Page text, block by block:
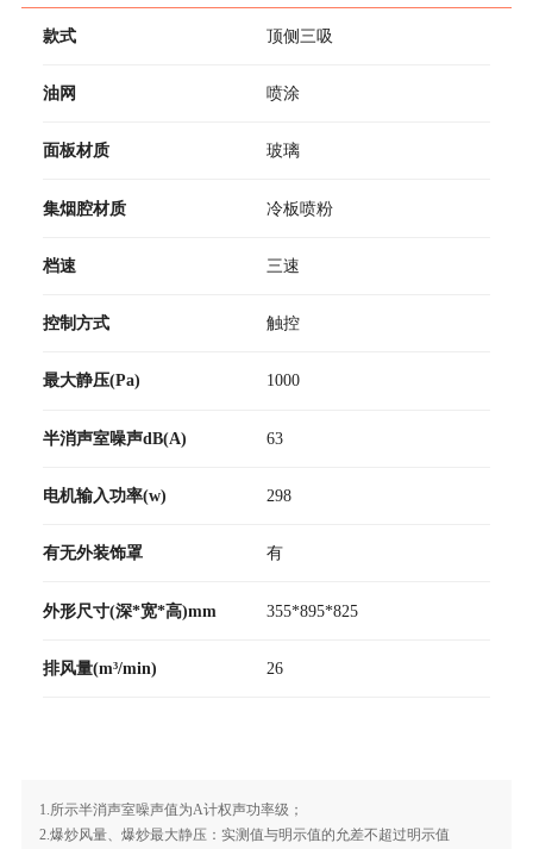
款式 顶侧三吸
油网 喷涂
面板材质 玻璃
集烟腔材质 冷板喷粉
档速 三速
控制方式 触控
最大静压(Pa) 1000
半消声室噪声dB(A) 63
电机输入功率(w) 298
有无外装饰罩 有
外形尺寸(深*宽*高)mm 355*895*825
排风量(m³/min) 26
1.所示半消声室噪声值为A计权声功率级；
2.爆炒风量、爆炒最大静压：实测值与明示值的允差不超过明示值